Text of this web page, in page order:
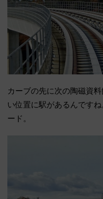
カーブの先に次の陶磁資
い位置に駅があるんです
ード。